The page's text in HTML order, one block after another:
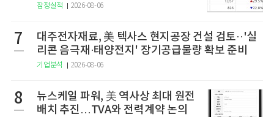
잠정실적 2026-08-06
7
대주전자재료, 美 텍사스 현지공장 건설 검토··'실
리콘 음극재·태양전지' 장기공급물량 확보 준비
기업분석 2026-08-06
8
뉴스케일 파워, 美 역사상 최대 원전
배치 추진…TVA와 전력계약 논의